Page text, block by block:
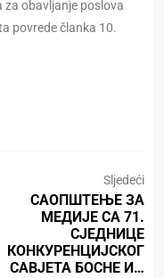
za obavljanje poslova
povrede članka 10.
Sljedeći
САОПШТЕЊЕ ЗА
МЕДИЈЕ СА 71.
СЈЕДНИЦЕ
КОНКУРЕНЦИЈСКОГ
САВЈЕТА БОСНЕ И…